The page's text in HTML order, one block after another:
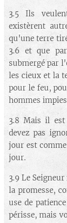
3.5 Ils
existèrent
qu'une terre
3.6 et que
submergé par
les cieux et la
pour le feu,
hommes
3.8 Mais il est
devez pas
jour est
jour.
3.9 Le
la promesse,
use de
périsse, mais